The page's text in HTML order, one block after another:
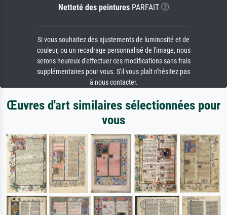
Netteté des peinturesPARFAIT
Si vous souhaitez des ajustements de luminosité et de
couleur, ou un recadrage personnalisé de l'image, nous
serons heureux d'effectuer ces modifications sans frais
supplémentaires pour vous. S'il vous plaît n'hésitez pas
à nous contacter.
Œuvres d'art similaires sélectionnées pour
vous